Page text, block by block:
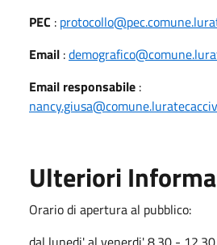
PEC :
Email :
Email responsabile :
Ulteriori
Orario di apertura al pubblico: